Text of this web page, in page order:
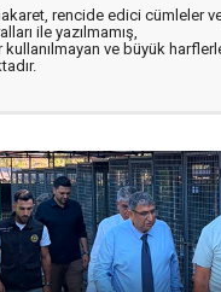
rencide edici cümleler
ile yazılmamış,
ve büyük